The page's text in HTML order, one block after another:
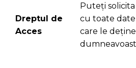
Dreptul de
Acces
Puteți
cu toate
care le